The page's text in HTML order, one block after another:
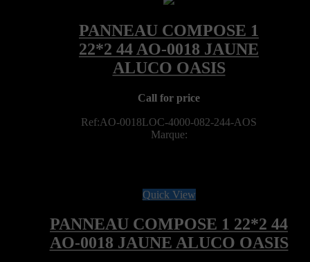
Call for price
Ref:AO-0018LOC-4000-082-244-AOS
Marque:
Quick View
PANNEAU COMPOSE 1 22*2 44
AO-0018 JAUNE ALUCO OASIS